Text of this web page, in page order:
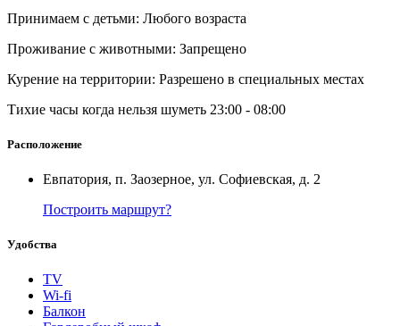
Принимаем с детьми: Любого возраста
Проживание с животными: Запрещено
Курение на территории: Разрешено в специальных местах
Тихие часы когда нельзя шуметь 23:00 - 08:00
Расположение
Евпатория, п. Заозерное, ул. Софиевская, д. 2
Построить маршрут?
Удобства
TV
Wi-fi
Балкон